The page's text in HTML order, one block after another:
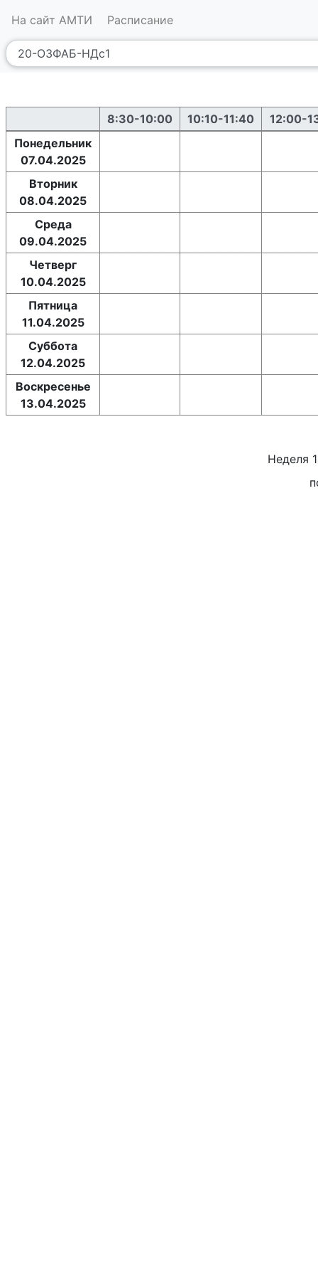
На сайт АМТИ Расписание
8:30-10:00 10:10-11:40
12:00-
Понедельник
07.04.2025
Вторник
08.04.2025
Среда
09.04.2025
Четверг
10.04.2025
Пятница
11.04.2025
Суббота
12.04.2025
Воскресенье
13.04.2025
Неделя